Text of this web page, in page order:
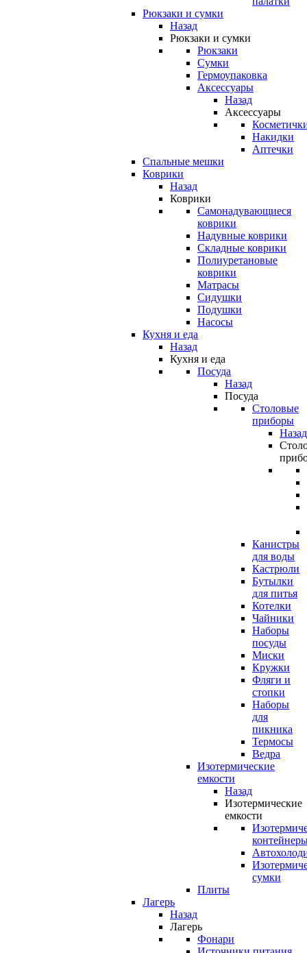
Рюкзаки и сумки
Назад
Рюкзаки и сумки
Рюкзаки
Сумки
Гермоупаковка
Аксессуары
Назад
Аксессуары
Накидки
Аптечки
Спальные мешки
Коврики
Назад
Коврики
Самонадувающиеся
коврики
Надувные коврики
Складные коврики
Полиуретановые
коврики
Матрасы
Сидушки
Подушки
Насосы
Кухня и еда
Назад
Кухня и еда
Посуда
Назад
Посуда
Столовые
приборы
Назад
Канистры
для воды
Кастрюли
Бутылки
для питья
Котелки
Чайники
Наборы
посуды
Миски
Кружки
Фляги и
стопки
Наборы
для
пикника
Термосы
Ведра
Изотермические
емкости
Назад
Изотермические
емкости
сумки
Плиты
Лагерь
Назад
Лагерь
Фонари